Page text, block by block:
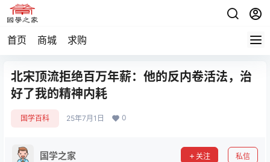
首页 商城 求购
北宋顶流拒绝百万年薪：他的反内卷活法，治
好了我的精神内耗
国学百科 25年7月1日 0
国学之家 关注 私信